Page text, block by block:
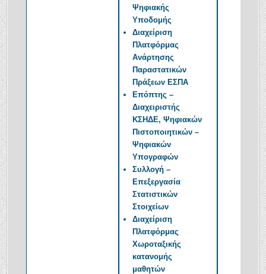
Ψηφιακής
Υποδομής
Διαχείριση
Πλατφόρμας
Ανάρτησης
Παραστατικών
Πράξεων ΕΣΠΑ
Επόπτης –
Διαχειριστής
ΚΣΗΔΕ, Ψηφιακών
Πιστοποιητικών –
Ψηφιακών
Υπογραφών
Συλλογή –
Επεξεργασία
Στατιστικών
Στοιχείων
Διαχείριση
Πλατφόρμας
Χωροταξικής
κατανομής
μαθητών